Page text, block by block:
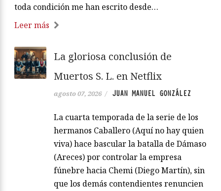
toda condición me han escrito desde…
Leer más
La gloriosa conclusión de
Muertos S. L. en Netflix
agosto 07, 2026 / JUAN MANUEL GONZÁLEZ
La cuarta temporada de la serie de los
hermanos Caballero (Aquí no hay quien
viva) hace bascular la batalla de Dámaso
(Areces) por controlar la empresa
fúnebre hacia Chemi (Diego Martín), sin
que los demás contendientes renuncien